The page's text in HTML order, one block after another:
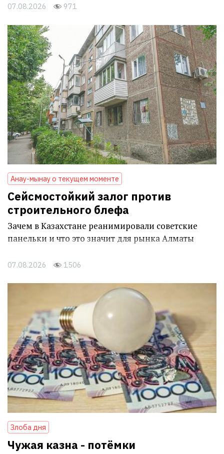
07.08.2026 971
Анау-мынау о текущем моменте
Сейсмостойкий залог против
строительного блефа
Зачем в Казахстане реанимировали советские
панельки и что это значит для рынка Алматы
07.08.2026 1506
Злоба дня
Чужая казна - потёмки